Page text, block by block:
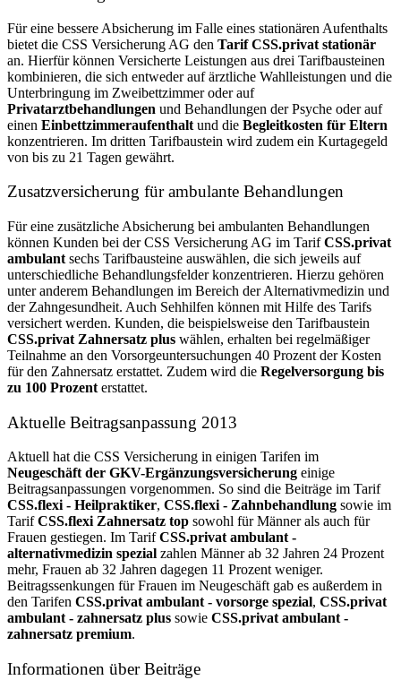
Für eine bessere Absicherung im Falle eines stationären Aufenthalts
bietet die CSS Versicherung AG den Tarif CSS.privat stationär
an. Hierfür können Versicherte Leistungen aus drei Tarifbausteinen
kombinieren, die sich entweder auf ärztliche Wahlleistungen und die
Unterbringung im Zweibettzimmer oder auf
Privatarztbehandlungen und Behandlungen der Psyche oder auf
einen Einbettzimmeraufenthalt und die Begleitkosten für Eltern
konzentrieren. Im dritten Tarifbaustein wird zudem ein Kurtagegeld
von bis zu 21 Tagen gewährt.
Zusatzversicherung für ambulante Behandlungen
Für eine zusätzliche Absicherung bei ambulanten Behandlungen
können Kunden bei der CSS Versicherung AG im TarifCSS.privat
ambulant sechs Tarifbausteine auswählen, die sich jeweils auf
unterschiedliche Behandlungsfelder konzentrieren. Hierzu gehören
unter anderem Behandlungen im Bereich der Alternativmedizin und
der Zahngesundheit. Auch Sehhilfen können mit Hilfe des Tarifs
versichert werden. Kunden, die beispielsweise den Tarifbaustein
CSS.privat Zahnersatz plus wählen, erhalten bei regelmäßiger
Teilnahme an den Vorsorgeuntersuchungen 40 Prozent der Kosten
für den Zahnersatz erstattet. Zudem wird die Regelversorgung bis
zu 100 Prozent erstattet.
Aktuelle Beitragsanpassung 2013
Aktuell hat die CSS Versicherung in einigen Tarifen im
Neugeschäft der GKV-Ergänzungsversicherung einige
Beitragsanpassungen vorgenommen. So sind die Beiträge im Tarif
CSS.flexi - Heilpraktiker, CSS.flexi - Zahnbehandlung sowie im
TarifCSS.flexi Zahnersatz top sowohl für Männer als auch für
Frauen gestiegen. Im TarifCSS.privat ambulant -
alternativmedizin spezial zahlen Männer ab 32 Jahren 24 Prozent
mehr, Frauen ab 32 Jahren dagegen 11 Prozent weniger.
Beitragssenkungen für Frauen im Neugeschäft gab es außerdem in
den Tarifen CSS.privat ambulant - vorsorge spezial, CSS.privat
ambulant - zahnersatz plus sowie CSS.privat ambulant -
zahnersatz premium.
Informationen über Beiträge